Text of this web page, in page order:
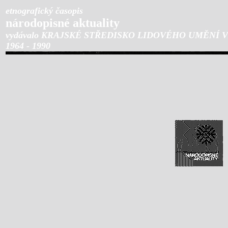
etnografický časopis
národopisné aktuality
vydávalo KRAJSKÉ STŘEDISKO LIDOVÉHO UMĚNÍ
1964 - 1990